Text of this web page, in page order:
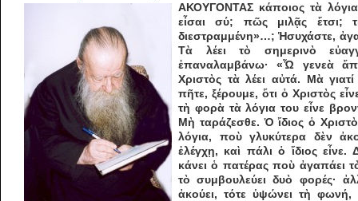
ΑΚΟΥΓΟΝΤΑΣ κάποιος τὰ
εἶσαι σύ; πῶς μιλᾷς ἔ­τσι;
διεστραμμένη»…; Ἡ­συχάστε,
Τὰ λέει τὸ σημερινὸ
ἐπαναλαμβάνω· «Ὦ γενεὰ
Χριστὸς τὰ λέει αὐτά. Μὰ
πῆτε, ξέρουμε, ὅτι ὁ Χριστὸς
τὴ φορὰ τὰ λόγια του εἶνε
Μὴ ταράζεσθε. Ὁ ἴδιος ὁ
λόγια, ποὺ γλυ­κύτερα δὲν
ἐλέγχῃ, καὶ πάλι ὁ ἴδιος εἶνε.
κάνει ὁ πατέρας ποὺ ἀ­γαπάει
τὸ συμβουλεύει δυὸ φορές·
ἀκούει, τότε ὑψώνει τὴ φωνή,